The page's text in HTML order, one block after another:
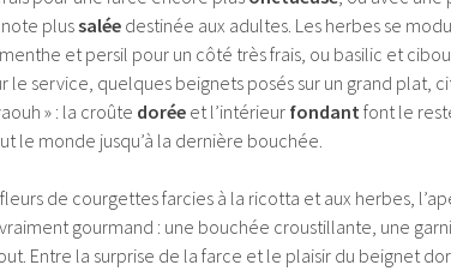
plussalée destinée aux adultes. Les herbes se
et persil pour un côté très frais, ou basilic et
le service, quelques beignets posés sur un grand plat,
» : la croûte dorée et l’intérieur fondant font le
le monde jusqu’à la dernière bouchée.
de courgettes farcies à la ricotta et aux herbes,
gourmand : une bouchée croustillante, une
Entre la surprise de la farce et le plaisir du beignet